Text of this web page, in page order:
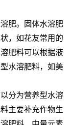
肥。固体水溶肥
，如花友常用的
肥料可以根据液
水溶肥料，如美
分为营养型水溶
主要补充作物生